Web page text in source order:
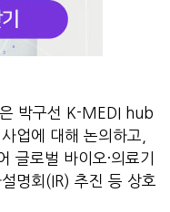
박구선 K-MEDI hub
업에 대해 논의하고,
글로벌 바이오·의료기
명회(IR) 추진 등 상호